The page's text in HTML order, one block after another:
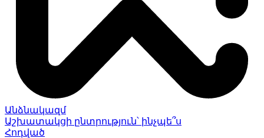
Անձնակազմ
Աշխատակցի ընտրություն՝ ինչպե՞ս
Հոդված